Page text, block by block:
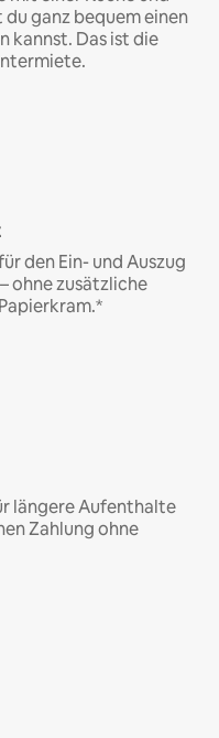
ganz bequem einen
kannst. Das ist die
den Ein- und Auszug
ohne zusätzliche
längere Aufenthalte
Zahlung ohne